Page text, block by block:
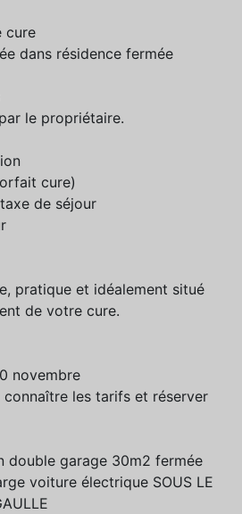
cure
dans résidence fermée
le propriétaire.
cure)
de séjour
pratique et idéalement situé
de votre cure.
novembre
les tarifs et réserver
double garage 30m2 fermée
voiture électrique SOUS LE